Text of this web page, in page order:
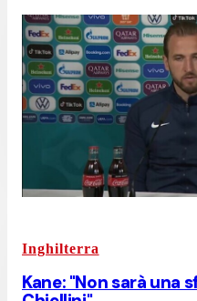
Inghilterra
Kane: "Non sarà una